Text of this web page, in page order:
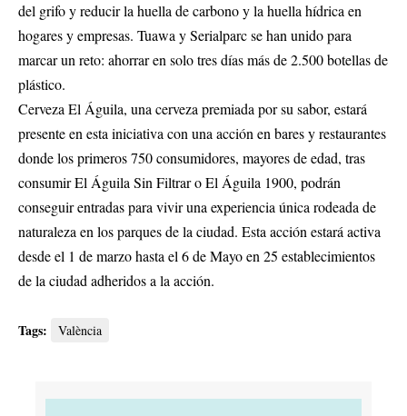
del grifo y reducir la huella de carbono y la huella hídrica en
hogares y empresas. Tuawa y Serialparc se han unido para
marcar un reto: ahorrar en solo tres días más de 2.500 botellas de
plástico.
Cerveza El Águila, una cerveza premiada por su sabor, estará
presente en esta iniciativa con una acción en bares y restaurantes
donde los primeros 750 consumidores, mayores de edad, tras
consumir El Águila Sin Filtrar o El Águila 1900, podrán
conseguir entradas para vivir una experiencia única rodeada de
naturaleza en los parques de la ciudad. Esta acción estará activa
desde el 1 de marzo hasta el 6 de Mayo en 25 establecimientos
de la ciudad adheridos a la acción.
Tags: València